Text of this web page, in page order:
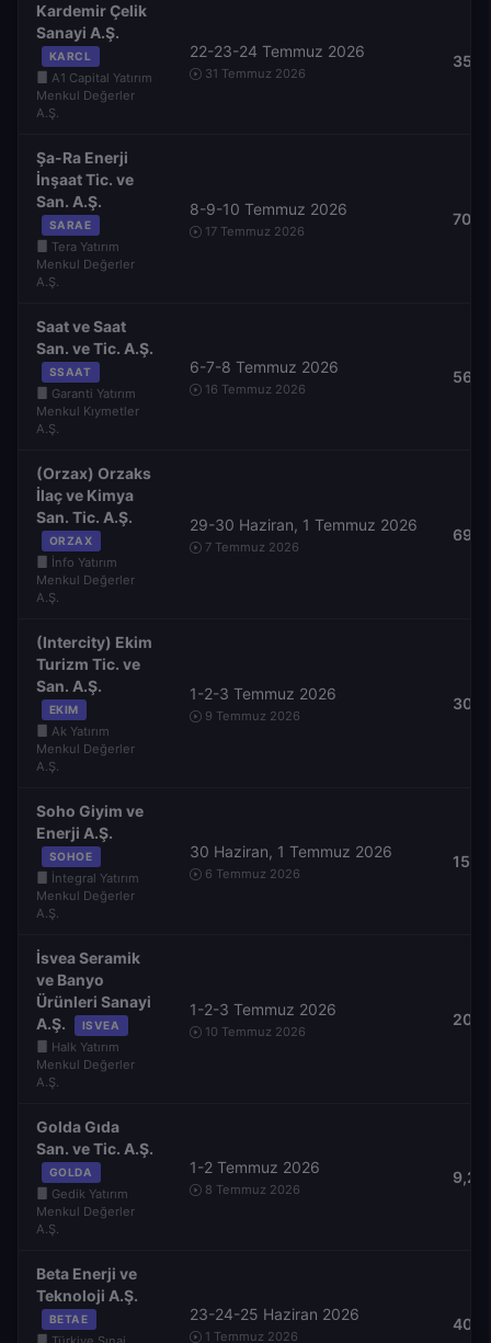
Kardemir Çelik
Sanayi A.Ş.
KARCL
A1 Capital Yatırım
Menkul Değerler
A.Ş.
22-23-24 Temmuz 2026
31 Temmuz 2026
Şa-Ra Enerji
İnşaat Tic. ve
San. A.Ş.
SARAE
Tera Yatırım
Menkul Değerler
A.Ş.
8-9-10 Temmuz 2026
17 Temmuz 2026
Saat ve Saat
San. ve Tic. A.Ş.
SSAAT
Garanti Yatırım
Menkul Kıymetler
A.Ş.
6-7-8 Temmuz 2026
16 Temmuz 2026
(Orzax) Orzaks
İlaç ve Kimya
San. Tic. A.Ş.
ORZAX
İnfo Yatırım
Menkul Değerler
A.Ş.
29-30 Haziran, 1 Temmuz 2026
7 Temmuz 2026
(Intercity) Ekim
Turizm Tic. ve
San. A.Ş.
EKIM
Ak Yatırım
Menkul Değerler
A.Ş.
1-2-3 Temmuz 2026
9 Temmuz 2026
Soho Giyim ve
Enerji A.Ş.
SOHOE
İntegral Yatırım
Menkul Değerler
A.Ş.
30 Haziran, 1 Temmuz 2026
6 Temmuz 2026
İsvea Seramik
ve Banyo
Ürünleri Sanayi
A.Ş.
ISVEA
Halk Yatırım
Menkul Değerler
A.Ş.
1-2-3 Temmuz 2026
10 Temmuz 2026
Golda Gıda
San. ve Tic. A.Ş.
GOLDA
Gedik Yatırım
Menkul Değerler
A.Ş.
1-2 Temmuz 2026
8 Temmuz 2026
9,20
Beta Enerji ve
Teknoloji A.Ş.
BETAE 23-24-25 Haziran 2026
1 Temmuz 2026